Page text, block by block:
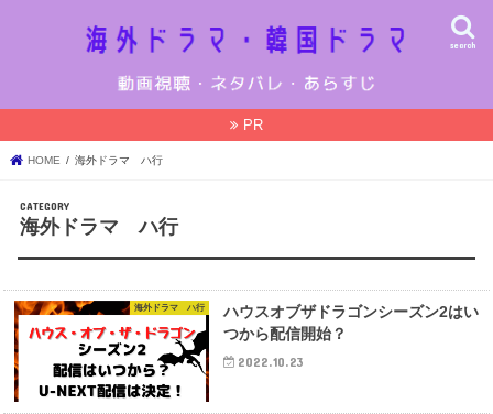
search
PR
HOME 海外ドラマ ハ行
海外ドラマ ハ行
海外ドラマ ハ行
ハウスオブザドラゴンシーズン2はい
つから配信開始？
2022.10.23